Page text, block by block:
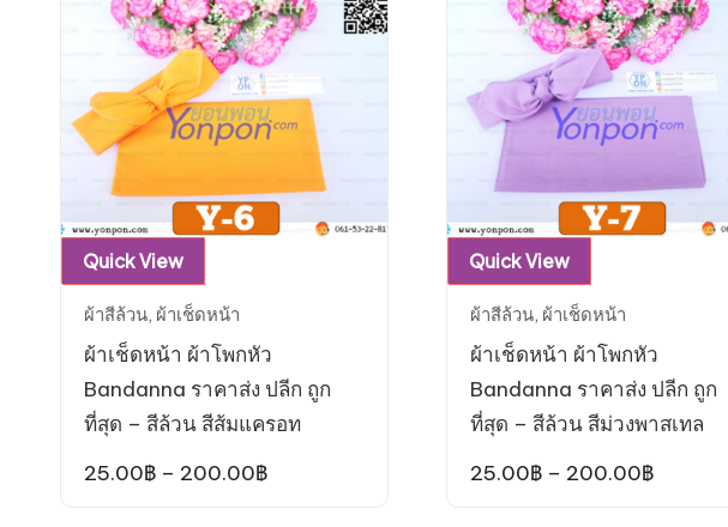
on
the
product
page
on
the
product
page
Quick View
has
multiple
variants.
The
options
ผ้าสีล้วน, ผ้าเช็ดหน้า
ผ้าเช็ดหน้า ผ้าโพกหัว
Bandanna ราคาส่ง ปลีก ถูก
ที่สุด – สีล้วน สีส้มแครอท
25.00฿ – 200.00฿Price
Quick View
has
multiple
variants.
The
options
ผ้าสีล้วน, ผ้าเช็ดหน้า
ผ้าเช็ดหน้า ผ้าโพกหัว
Bandanna ราคาส่ง ปลีก ถูก
ที่สุด – สีล้วน สีม่วงพาสเทล
25.00฿ – 200.00฿Price